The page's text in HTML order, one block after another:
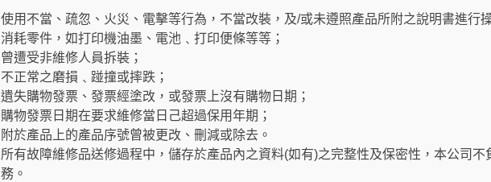
使用不當、疏忽、火災、電擊等行為，不當改裝，及/或未遵照產品所附之說明書進行
消耗零件，如打印機油墨、電池﹑打印便條等等；
曾遭受非維修人員拆裝；
不正常之磨損﹑踫撞或摔跌；
遺失購物發票、發票經塗改，或發票上沒有購物日期；
購物發票日期在要求維修當日己超過保用年期；
附於產品上的產品序號曾被更改、刪減或除去。
所有故障維修品送修過程中，儲存於產品內之資料(如有)之完整性及保密性，本公司
務。